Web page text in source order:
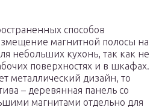
способов
магнитной полосы на
небольших кухонь, так как не
поверхностях и в шкафах.
металлический дизайн, то
– деревянная панель со
магнитами отдельно для